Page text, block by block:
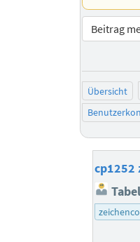
Beitrag
Übersicht
cp1252